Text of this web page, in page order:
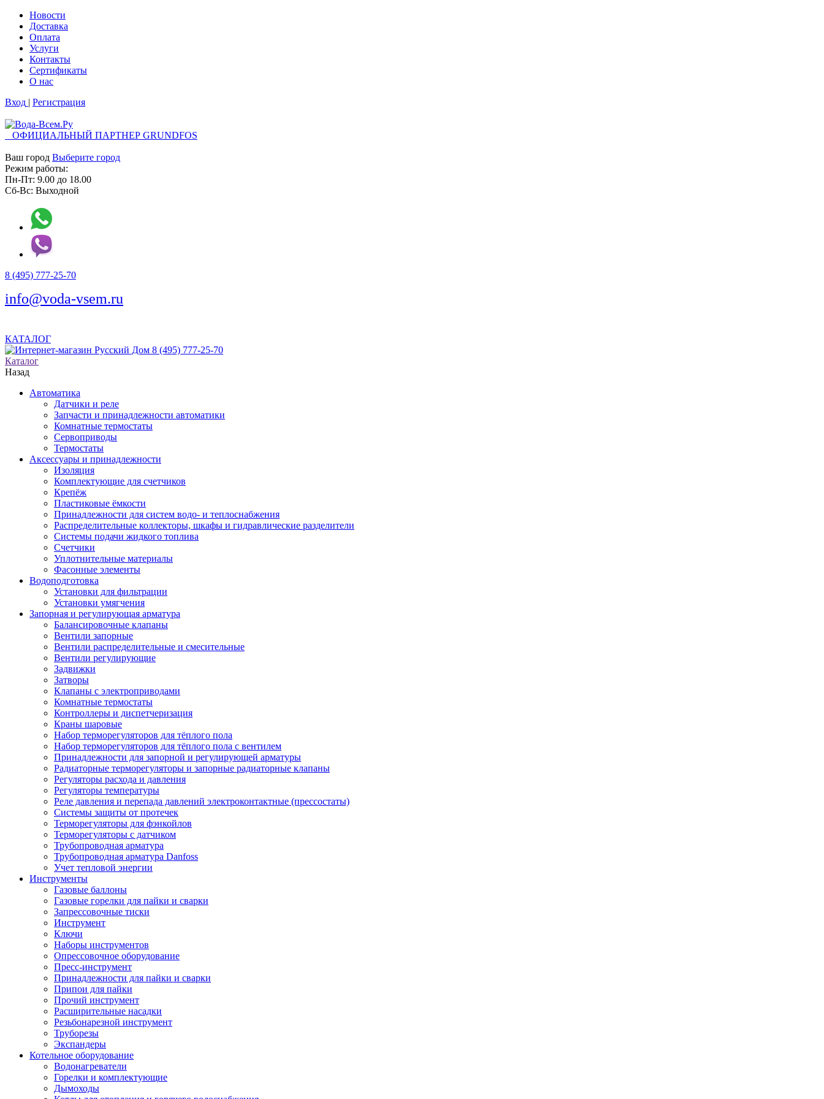
Новости
Доставка
Оплата
Услуги
Контакты
Cертификаты
О нас
Вход | Регистрация
ОФИЦИАЛЬНЫЙ ПАРТНЕР GRUNDFOS
Ваш город Выберите город
Режим работы:
Пн-Пт: 9.00 до 18.00
Сб-Вс: Выходной
8 (495) 777-25-70
info@voda-vsem.ru
КАТАЛОГ
8 (495) 777-25-70
Каталог
Назад
Автоматика
Датчики и реле
Запчасти и принадлежности автоматики
Комнатные термостаты
Сервоприводы
Термостаты
Аксессуары и принадлежности
Изоляция
Комплектующие для счетчиков
Крепёж
Пластиковые ёмкости
Принадлежности для систем водо- и теплоснабжения
Распределительные коллекторы, шкафы и гидравлические разделители
Системы подачи жидкого топлива
Счетчики
Уплотнительные материалы
Фасонные элементы
Водоподготовка
Установки для фильтрации
Установки умягчения
Запорная и регулирующая арматура
Балансировочные клапаны
Вентили запорные
Вентили распределительные и смесительные
Вентили регулирующие
Задвижки
Затворы
Клапаны с электроприводами
Комнатные термостаты
Контроллеры и диспетчеризация
Краны шаровые
Набор терморегуляторов для тёплого пола
Набор терморегуляторов для тёплого пола с вентилем
Принадлежности для запорной и регулирующей арматуры
Радиаторные терморегуляторы и запорные радиаторные клапаны
Регуляторы расхода и давления
Регуляторы температуры
Реле давления и перепада давлений электроконтактные (прессостаты)
Системы защиты от протечек
Терморегуляторы для фэнкойлов
Терморегуляторы с датчиком
Трубопроводная арматура
Трубопроводная арматура Danfoss
Учет тепловой энергии
Инструменты
Газовые баллоны
Газовые горелки для пайки и сварки
Запрессовочные тиски
Инструмент
Ключи
Наборы инструментов
Опрессовочное оборудование
Пресс-инструмент
Принадлежности для пайки и сварки
Припои для пайки
Прочий инструмент
Расширительные насадки
Резьбонарезной инструмент
Труборезы
Экспандеры
Котельное оборудование
Водонагреватели
Горелки и комплектующие
Дымоходы